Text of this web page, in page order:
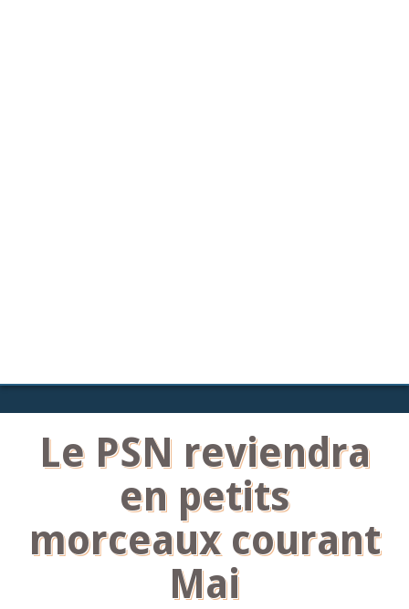
Le PSN reviendra
en petits
morceaux courant
Mai